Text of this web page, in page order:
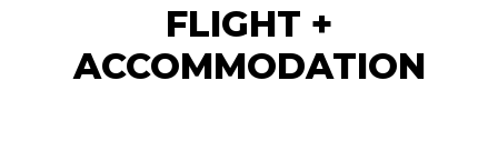
FLIGHT +
ACCOMMODATION